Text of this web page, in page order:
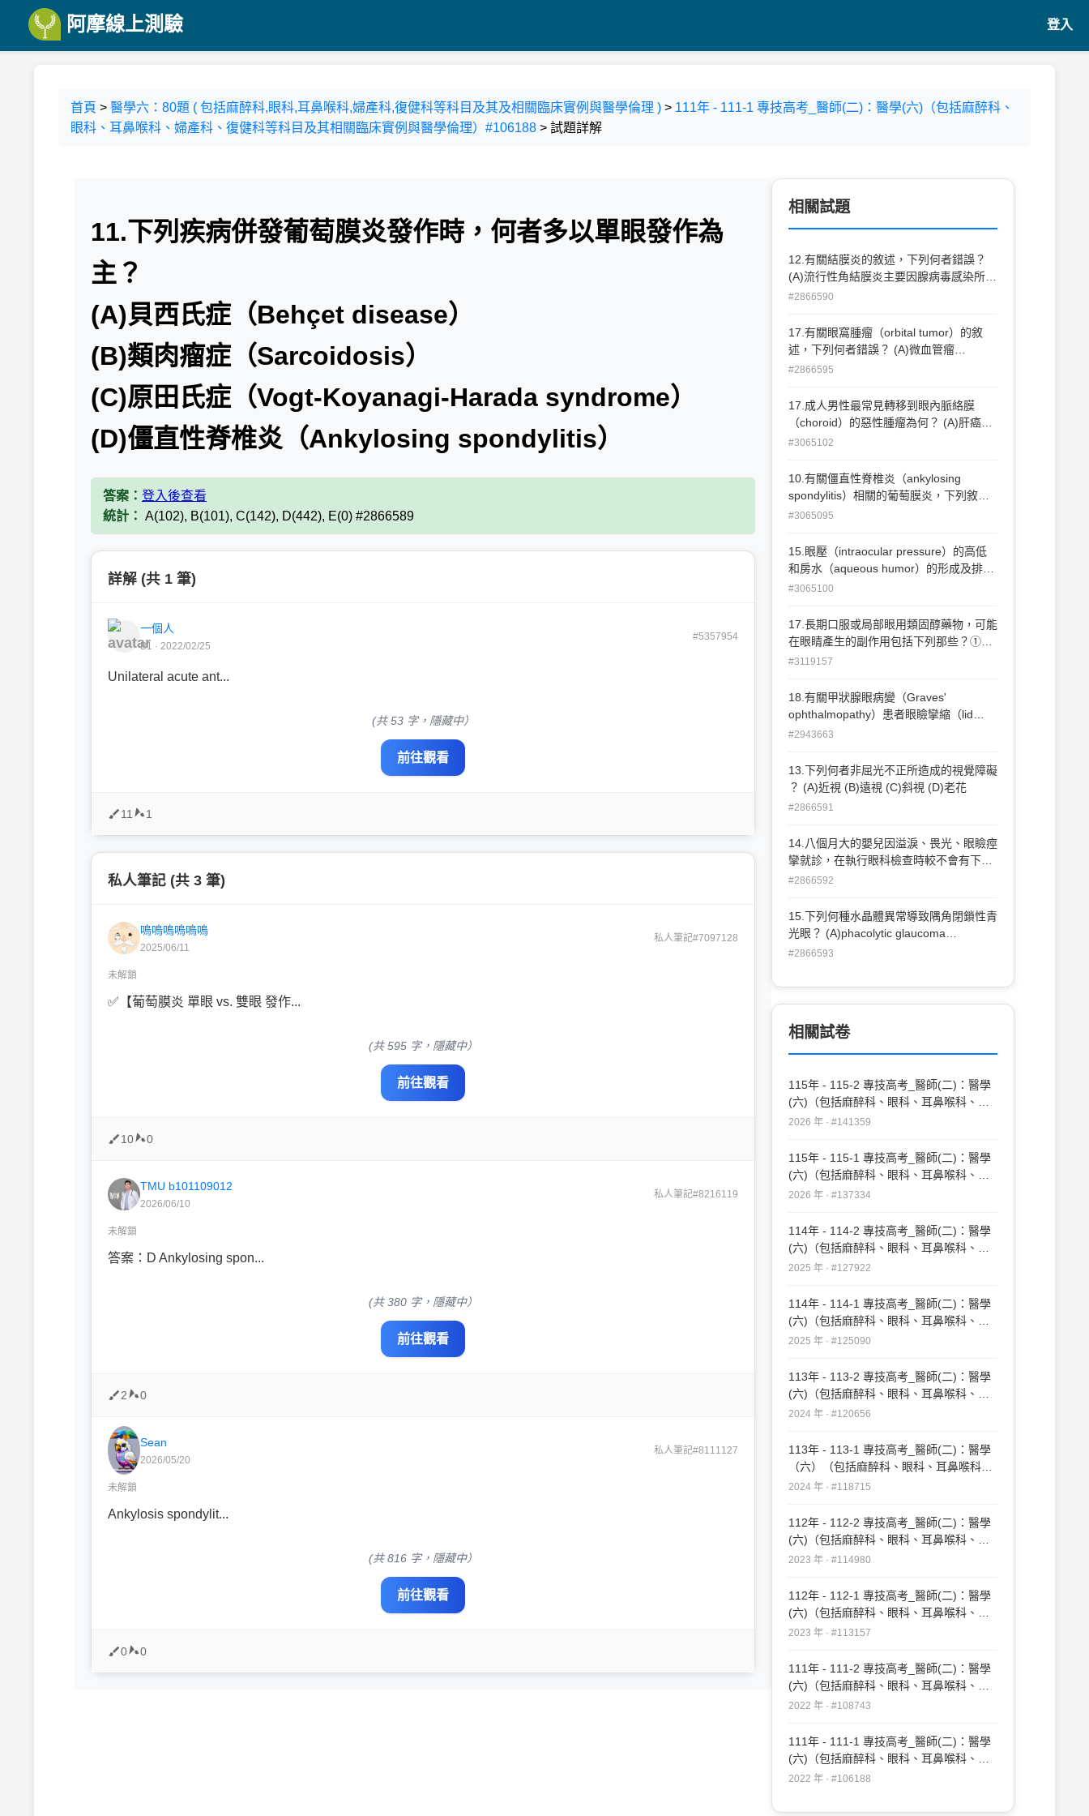
阿摩線上測驗 登入
首頁 > 醫學六：80題 ( 包括麻醉科,眼科,耳鼻喉科,婦產科,復健科等科目及其及相關臨床實例與醫學倫理 ) > 111年 - 111-1 專技高考_醫師(二)：醫學(六)（包括麻醉科、
眼科、耳鼻喉科、婦產科、復健科等科目及其相關臨床實例與醫學倫理）#106188 > 試題詳解
11.下列疾病併發葡萄膜炎發作時，何者多以單眼發作為
主？
(A)貝西氏症（Behçet disease）
(B)類肉瘤症（Sarcoidosis）
(C)原田氏症（Vogt-Koyanagi-Harada syndrome）
(D)僵直性脊椎炎（Ankylosing spondylitis）
答案： 登入後查看
統計： A(102), B(101), C(142), D(442), E(0) #2866589
詳解 (共 1 筆)
一個人
B1 · 2022/02/25
#5357954
Unilateral acute ant...
(共 53 字，隱藏中）
前往觀看
11 1
私人筆記 (共 3 筆)
嗚嗚嗚嗚嗚嗚
2025/06/11
私人筆記#7097128
未解鎖
✅【葡萄膜炎 單眼 vs. 雙眼 發作...
(共 595 字，隱藏中）
前往觀看
10 0
TMU b101109012
2026/06/10
私人筆記#8216119
未解鎖
答案：D Ankylosing spon...
(共 380 字，隱藏中）
前往觀看
2 0
Sean
2026/05/20
私人筆記#8111127
未解鎖
Ankylosis spondylit...
(共 816 字，隱藏中）
前往觀看
0 0
相關試題
12.有關結膜炎的敘述，下列何者錯誤？
(A)流行性角結膜炎主要因腺病毒感染所致
(B)過敏性結膜炎可見結膜乳凸
膜濾泡（follicles） (D)新生兒結膜炎主要
發生在出生3個月之後
#2866590
17.有關眼窩腫瘤（orbital tumor）的敘
述，下列何者錯誤？ (A)微血管瘤
（capillary hemangioma）是兒童最常見
惡性眼窩腫瘤是橫紋肌肉瘤
（rhabdomyosarcoma） (C)成人最常見
而逐漸自然變小
#2866595
17.成人男性最常見轉移到眼內脈絡膜
（choroid）的惡性腫瘤為何？ (A)肝癌
(B)肺癌 (C)胰臟癌 (D)大腸癌
#3065102
10.有關僵直性脊椎炎（ankylosing
spondylitis）相關的葡萄膜炎，下列敘述
何者錯誤？ (A)多以全葡萄膜炎呈現，患
於男性 (C)患者human leukocyte
antigen（HLA）-B27的基因檢查通常為陽
#3065095
15.眼壓（intraocular pressure）的高低
和房水（aqueous humor）的形成及排出
有關，下列敘述何者錯誤？ (A)房水的成
及較低濃度的蛋白質 (B)房水由睫狀體產
生，經過後房、瞳孔邊緣，最後至前房角
#3065100
17.長期口服或局部眼用類固醇藥物，可能
在眼睛產生的副作用包括下列那些？①白
內障（cataract） ②眼壓升高（elevation
性脈絡膜視網膜病變（central serous
chorioretinopathy） ④視神經炎（optic
#3119157
18.有關甲狀腺眼病變（Graves'
ophthalmopathy）患者眼瞼攣縮（lid
retraction）的敘述，下列何者錯誤？ (A)
或下眼瞼 (C)可能原因包括張眼肌肉群
（lid retractors）的纖維化 (D)其特徵為眼
#2943663
13.下列何者非屈光不正所造成的視覺障礙
？ (A)近視 (B)遠視 (C)斜視 (D)老花
#2866591
14.八個月大的嬰兒因溢淚、畏光、眼瞼痙
攣就診，在執行眼科檢查時較不會有下列
何種發現？ (A)眼壓過高 (B)角膜水腫 (C)
#2866592
15.下列何種水晶體異常導致隅角閉鎖性青
光眼？ (A)phacolytic glaucoma
(B)phacogenic glaucoma
(D)phacoanaphylactic glaucoma
#2866593
相關試卷
115年 - 115-2 專技高考_醫師(二)：醫學
(六)（包括麻醉科、眼科、耳鼻喉科、婦
產科、復健科等科目及其相關臨床實例與
2026 年 · #141359
115年 - 115-1 專技高考_醫師(二)：醫學
(六)（包括麻醉科、眼科、耳鼻喉科、婦
產科、復健科等科目及其相關臨床實例與
2026 年 · #137334
114年 - 114-2 專技高考_醫師(二)：醫學
(六)（包括麻醉科、眼科、耳鼻喉科、婦
產科、復健科等科目及其相關臨床實例與
2025 年 · #127922
114年 - 114-1 專技高考_醫師(二)：醫學
(六)（包括麻醉科、眼科、耳鼻喉科、婦
產科、復健科等科目及其相關臨床實例與
2025 年 · #125090
113年 - 113-2 專技高考_醫師(二)：醫學
(六)（包括麻醉科、眼科、耳鼻喉科、婦
產科、復健科等科目及其相關臨床實例與
2024 年 · #120656
113年 - 113-1 專技高考_醫師(二)：醫學
（六）（包括麻醉科、眼科、耳鼻喉科、
婦產科、復健科等科目及其相關臨床實例
2024 年 · #118715
112年 - 112-2 專技高考_醫師(二)：醫學
(六)（包括麻醉科、眼科、耳鼻喉科、婦
產科、復健科等科目及其相關臨床實例與
2023 年 · #114980
112年 - 112-1 專技高考_醫師(二)：醫學
(六)（包括麻醉科、眼科、耳鼻喉科、婦
產科、復健科等科目及其相關臨床實例與
2023 年 · #113157
111年 - 111-2 專技高考_醫師(二)：醫學
(六)（包括麻醉科、眼科、耳鼻喉科、婦
產科、復健科等科目及其相關臨床實例與
2022 年 · #108743
111年 - 111-1 專技高考_醫師(二)：醫學
(六)（包括麻醉科、眼科、耳鼻喉科、婦
產科、復健科等科目及其相關臨床實例與
2022 年 · #106188